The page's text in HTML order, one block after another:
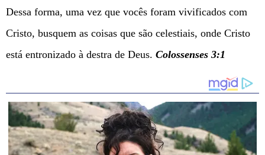
Dessa forma, uma vez que vocês foram vivificados com
Cristo, busquem as coisas que são celestiais, onde Cristo
está entronizado à destra de Deus. Colossenses 3:1